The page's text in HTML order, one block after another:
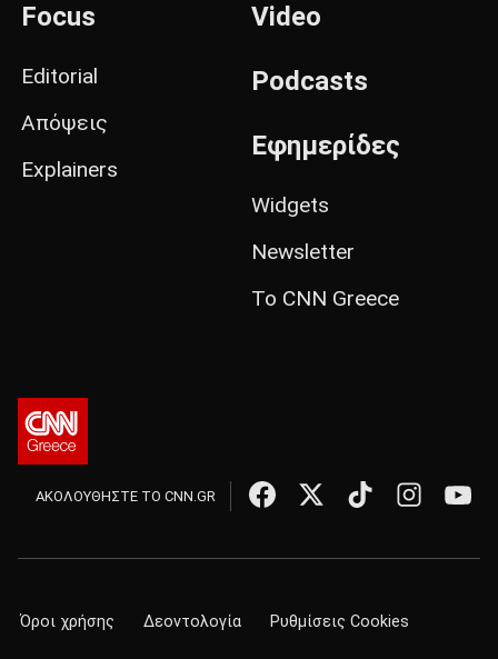
Focus
Editorial
Απόψεις
Explainers
Video
Podcasts
Εφημερίδες
Widgets
Newsletter
Το CNN Greece
ΑΚΟΛΟΥΘΗΣΤΕ ΤΟ CNN.GR
Όροι χρήσης Δεοντολογία Ρυθμίσεις Cookies